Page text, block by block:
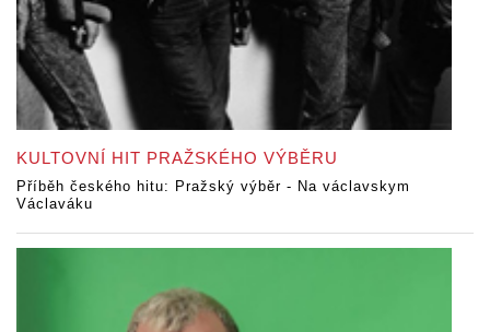
KULTOVNÍ HIT PRAŽSKÉHO VÝBĚRU
Příběh českého hitu: Pražský výběr - Na václavskym
Václaváku